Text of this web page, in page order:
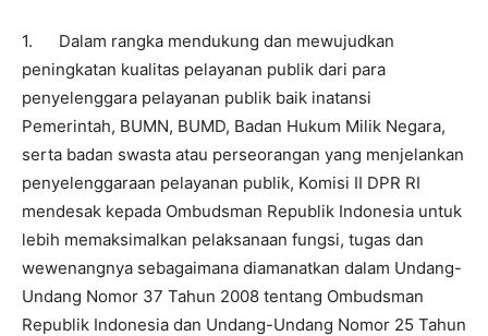
1. Dalam rangka mendukung dan mewujudkan
peningkatan kualitas pelayanan publik dari para
penyelenggara pelayanan publik baik inatansi
Pemerintah, BUMN, BUMD, Badan Hukum Milik Negara,
serta badan swasta atau perseorangan yang menjelankan
penyelenggaraan pelayanan publik, Komisi II DPR RI
mendesak kepada Ombudsman Republik Indonesia untuk
lebih memaksimalkan pelaksanaan fungsi, tugas dan
wewenangnya sebagaimana diamanatkan dalam Undang-
Undang Nomor 37 Tahun 2008 tentang Ombudsman
Republik Indonesia dan Undang-Undang Nomor 25 Tahun